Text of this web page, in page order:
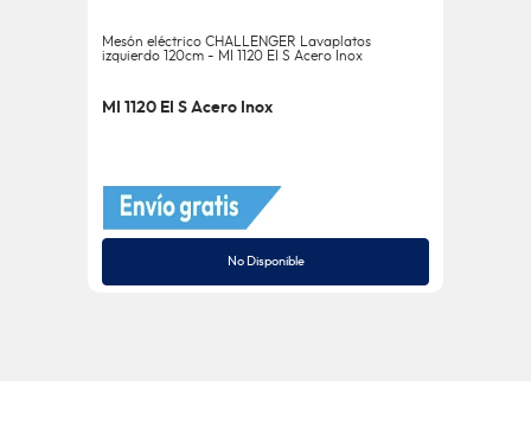
Mesón eléctrico CHALLENGER Lavaplatos
izquierdo 120cm - MI 1120 EI S Acero Inox
MI 1120 EI S Acero Inox
No Disponible